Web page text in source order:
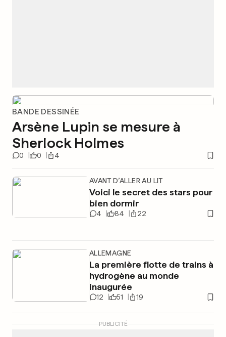
BANDE DESSINÉE
Arsène Lupin se mesure à
Sherlock Holmes
0 0 4
AVANT D’ALLER AU LIT
Voici le secret des stars pour
bien dormir
4 84 22
ALLEMAGNE
La première flotte de trains à
hydrogène au monde
inaugurée
12 51 19
PUBLICITÉ